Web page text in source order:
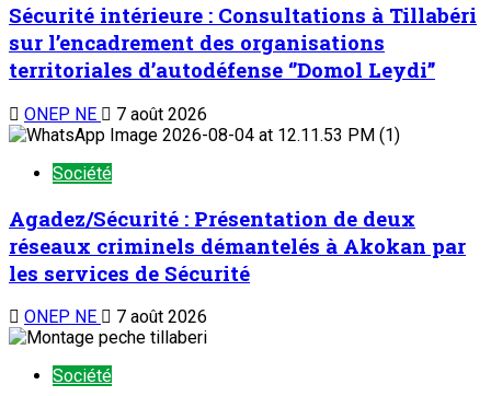
Sécurité intérieure : Consultations à Tillabéri
sur l’encadrement des organisations
territoriales d’autodéfense ‘’Domol Leydi’’
ONEP NE 7 août 2026
Société
Agadez/Sécurité : Présentation de deux
réseaux criminels démantelés à Akokan par
les services de Sécurité
ONEP NE 7 août 2026
Société